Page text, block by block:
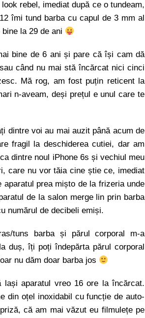
rebel, imediat după ce o tundeam,
îmi tund barba cu capul de 3 mm al
la 29 de ani
bine de 6 ani și pare că își cam dă
când nu mai stă încărcat nici cinci
Mă rog, am fost puțin reticent la
n-aveam, deși prețul e unul care te
dintre voi au mai auzit până acum de
fragil la deschiderea cutiei, dar am
dintre noul iPhone 6s și vechiul meu
care nu vor tăia cine știe ce, imediat
prea mișto de la frizeria unde
de la salon merge lin prin barba
numărul de decibeli emiși.
tuns barba și părul corporal m-a
duș, îți poți îndepărta părul corporal
nu dăm doar barba jos
lași aparatul vreo 16 ore la încărcat.
din oțel inoxidabil cu funcție de auto-
că am mai văzut eu filmulețe pe